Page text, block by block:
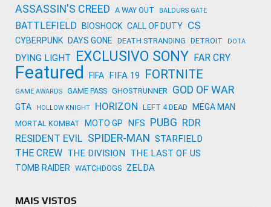
ASSASSIN'S CREED A WAY OUT BALDURS GATE
BATTLEFIELD BIOSHOCK CALL OF DUTY CS
CYBERPUNK DAYS GONE DEATH STRANDING DETROIT DOTA
DYING LIGHT EXCLUSIVO SONY FAR CRY
Featured FIFA FIFA 19 FORTNITE
GAME AWARDS GAME PASS GHOSTRUNNER GOD OF WAR
GTA HOLLOW KNIGHT HORIZON LEFT 4 DEAD MEGA MAN
MORTAL KOMBAT MOTO GP NFS PUBG RDR
RESIDENT EVIL SPIDER-MAN STARFIELD
THE CREW THE DIVISION THE LAST OF US
TOMB RAIDER WATCHDOGS ZELDA
MAIS VISTOS